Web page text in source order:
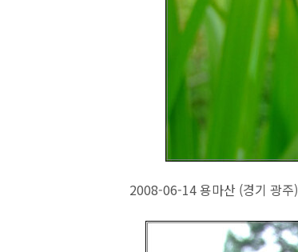
2008-06-14 용마산 (경기 광주)